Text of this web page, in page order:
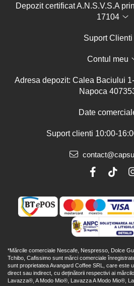
Depozit certificat A.N.S.V.S.A
17104
Suport Clienti
Contul meu
Adresa depozit: Calea Baciului
Napoca
Date
Suport clienti 10:00-
*Mărcile comerciale Nescafe, Nespresso, Dolce
Tchibo, Cafissimo sunt mărci comerciale
sunt proprietatea Avangard Coffee SRL, care este
direct sau indirect, cu deținătorii respectivi ai
Lavazza®, A Modo Mio®, Lavazza A Modo Mio®,